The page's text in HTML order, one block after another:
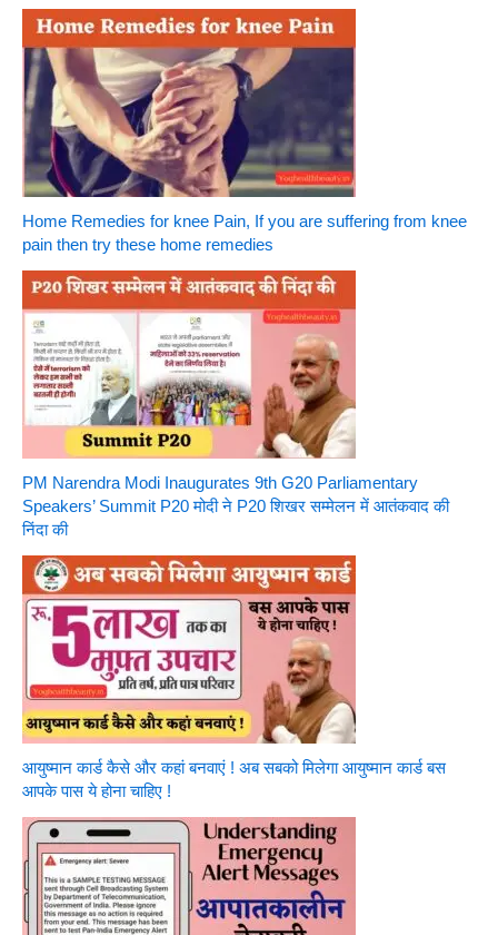
Home Remedies for knee Pain, If you are suffering from knee
pain then try these home remedies
PM Narendra Modi Inaugurates 9th G20 Parliamentary
Speakers’ Summit P20 मोदी ने P20 शिखर सम्मेलन में आतंकवाद की
निंदा की
आयुष्मान कार्ड कैसे और कहां बनवाएं ! अब सबको मिलेगा आयुष्मान कार्ड बस
आपके पास ये होना चाहिए !